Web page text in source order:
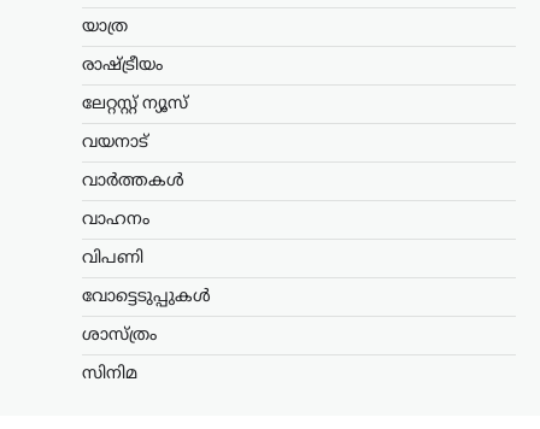
യാത്ര
രാഷ്ട്രീയം
ലേറ്റസ്റ്റ് ന്യൂസ്
വയനാട്
വാർത്തകൾ
വാഹനം
വിപണി
വോട്ടെടുപ്പുകൾ
ശാസ്ത്രം
സിനിമ
വിട്ട്…
കേരളം
പിന്തുണവേണ്ട, പിന്നില്‍
നിന്ന് കുത്തരുത്; എംവി
ജയരാജനെതിരെ
പൊലീസിനെ ഭീഷണിപ്പെടുത്തിയ
കേസിൽ ഒളിവിൽ കഴിയുന്ന അർജുൻ